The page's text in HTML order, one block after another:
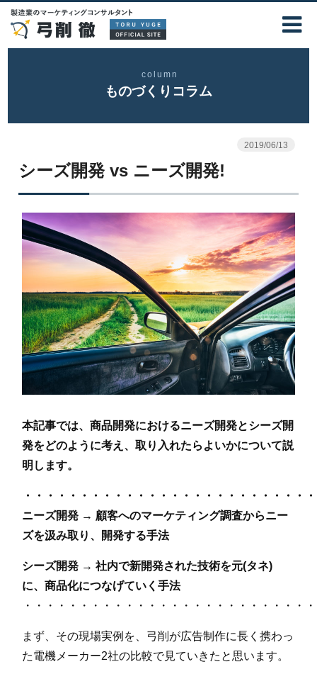
column
ものづくりコラム
2019/06/13
シーズ開発 vs ニーズ開発!
本記事では、商品開発におけるニーズ開発とシーズ開
発をどのように考え、取り入れたらよいかについて説
明します。
・・・・・・・・・・・・・・・・・・・・・・・・・
ニーズ開発 → 顧客へのマーケティング調査からニー
ズを汲み取り、開発する手法
シーズ開発 → 社内で新開発された技術を元(タネ)
に、商品化につなげていく手法
・・・・・・・・・・・・・・・・・・・・・・・・・
まず、その現場実例を、弓削が広告制作に長く携わっ
た電機メーカー2社の比較で見ていきたと思います。